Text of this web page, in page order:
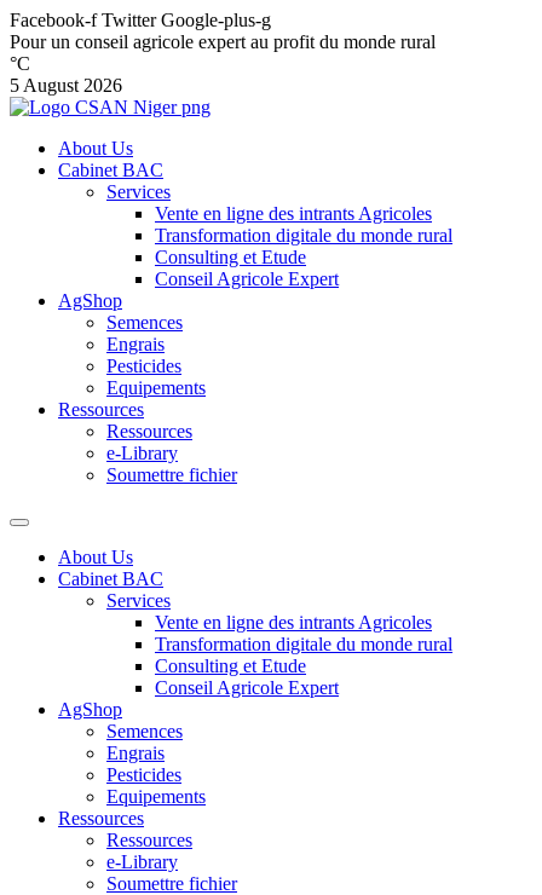
Facebook-f Twitter Google-plus-g
Pour un conseil agricole expert au profit du monde rural
°C
5 August 2026
About Us
Cabinet BAC
Services
Vente en ligne des intrants Agricoles
Transformation digitale du monde rural
Consulting et Etude
Conseil Agricole Expert
AgShop
Semences
Engrais
Pesticides
Equipements
Ressources
Ressources
e-Library
Soumettre fichier
About Us
Cabinet BAC
Services
Vente en ligne des intrants Agricoles
Transformation digitale du monde rural
Consulting et Etude
Conseil Agricole Expert
AgShop
Semences
Engrais
Pesticides
Equipements
Ressources
Ressources
e-Library
Soumettre fichier